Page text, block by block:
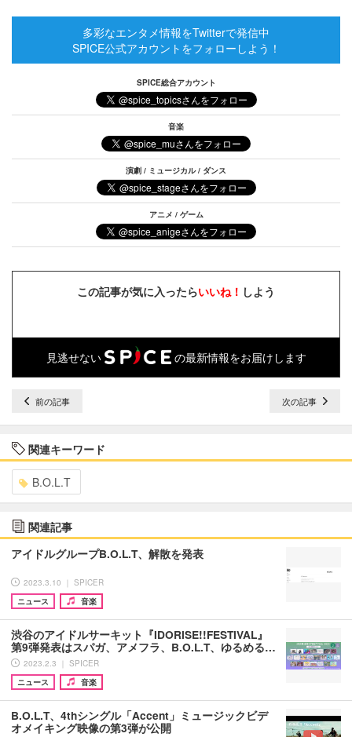
多彩なエンタメ情報をTwitterで発信中
SPICE公式アカウントをフォローしよう！
SPICE総合アカウント
音楽
演劇 / ミュージカル / ダンス
アニメ / ゲーム
この記事が気に入ったらいいね！ しよう
見逃せない の最新情報をお届けします
前の記事 次の記事
関連キーワード
B.O.L.T
関連記事
アイドルグループB.O.L.T、解散を発表
2023.3.10 ｜ SPICER
ニュース
音楽
渋谷のアイドルサーキット『IDORISE!!FESTIVAL』
第9弾発表はスパガ、アメフラ、B.O.L.T、ゆるめる…
2023.2.3 ｜ SPICER
ニュース
音楽
B.O.L.T、4thシングル「Accent」ミュージックビデ
オメイキング映像の第3弾が公開